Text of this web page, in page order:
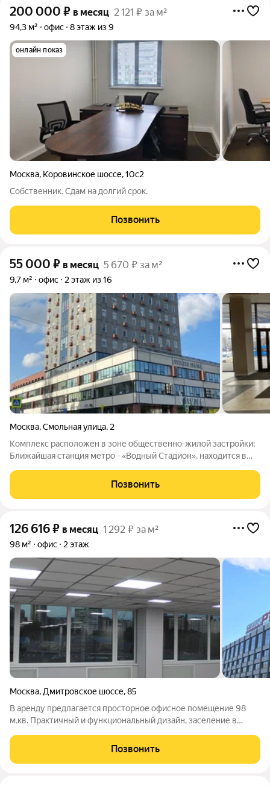
200 000 ₽ в месяц 2 121 ₽ за м²
94,3 м² офис 8 этаж из 9
онлайн показ
Москва, Коровинское шоссе,10с2
Собственник. Сдам на долгий срок.
Позвонить
55 000 ₽ в месяц 5 670 ₽ за м²
9,7 м² офис 2 этаж из 16
Москва,Смольная улица, 2
Комплекс расположен в зоне общественно-жилой застройки;
Ближайшая станция метро - «Водный Стадион», находится в
Стадион»; В непосредственной близости от бизнесцентра
пролегает Ленинградское
Позвонить
126 616₽ в месяц 1 292 ₽ за м²
98 м² офис 2 этаж
Москва, Дмитровское шоссе,85
В аренду предлагается просторное офисное помещение 98
м.кв. Практичный и функциональный дизайн, заселение в
В+. Высокие потолки и панорамные окна. Бизнес Центр уже
открыт! 5 мин. от м.
Позвонить